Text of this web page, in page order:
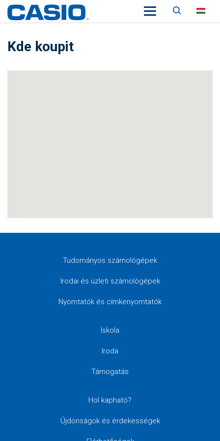
Keresés
Kde koupit
Tudományos számológépek
Irodai és üzleti számológépek
Nyomtatók és címkenyomtatók
Iskola
Iroda
Támogatás
Hol kapható?
Újdonságok és érdekességek